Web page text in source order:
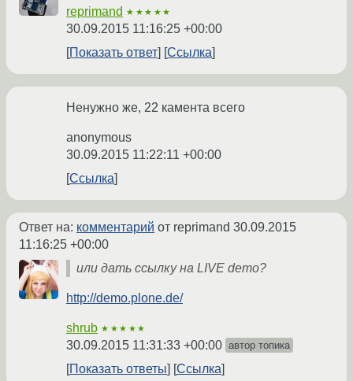
reprimand ★★★★★
30.09.2015 11:16:25 +00:00
Показать ответ
Ссылка
Ненужно же, 22 камента всего
anonymous
30.09.2015 11:22:11 +00:00
Ссылка
Ответ на: комментарий от reprimand 30.09.2015
11:16:25 +00:00
или дать ссылку на LIVE demo?
http://demo.plone.de/
shrub ★★★★★
30.09.2015 11:31:33 +00:00 автор топика
Показать ответы Ссылка